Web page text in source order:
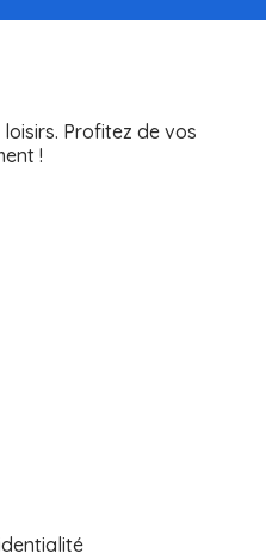
Profitez de vos
!